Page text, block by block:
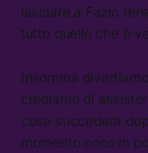
lasciare a Fazio
tutto quello che è
Insomma
crediamo di
cosa succederà
momento sono in